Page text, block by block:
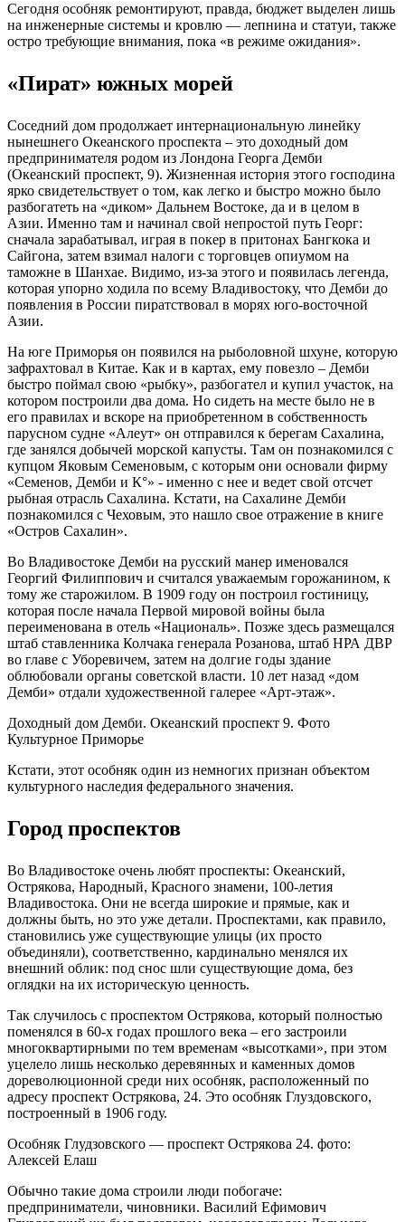
Сегодня особняк ремонтируют, правда, бюджет выделен лишь
на инженерные системы и кровлю — лепнина и статуи, также
остро требующие внимания, пока «в режиме ожидания».
«Пират» южных морей
Соседний дом продолжает интернациональную линейку
нынешнего Океанского проспекта – это доходный дом
предпринимателя родом из Лондона Георга Демби
(Океанский проспект, 9). Жизненная история этого господина
ярко свидетельствует о том, как легко и быстро можно было
разбогатеть на «диком» Дальнем Востоке, да и в целом в
Азии. Именно там и начинал свой непростой путь Георг:
сначала зарабатывал, играя в покер в притонах Бангкока и
Сайгона, затем взимал налоги с торговцев опиумом на
таможне в Шанхае. Видимо, из-за этого и появилась легенда,
которая упорно ходила по всему Владивостоку, что Демби до
появления в России пиратствовал в морях юго-восточной
Азии.
На юге Приморья он появился на рыболовной шхуне, которую
зафрахтовал в Китае. Как и в картах, ему повезло – Демби
быстро поймал свою «рыбку», разбогател и купил участок, на
котором построили два дома. Но сидеть на месте было не в
его правилах и вскоре на приобретенном в собственность
парусном судне «Алеут» он отправился к берегам Сахалина,
где занялся добычей морской капусты. Там он познакомился с
купцом Яковым Семеновым, с которым они основали фирму
«Семенов, Демби и К°» - именно с нее и ведет свой отсчет
рыбная отрасль Сахалина. Кстати, на Сахалине Демби
познакомился с Чеховым, это нашло свое отражение в книге
«Остров Сахалин».
Во Владивостоке Демби на русский манер именовался
Георгий Филиппович и считался уважаемым горожанином, к
тому же старожилом. В 1909 году он построил гостиницу,
которая после начала Первой мировой войны была
переименована в отель «Националь». Позже здесь размещался
штаб ставленника Колчака генерала Розанова, штаб НРА ДВР
во главе с Уборевичем, затем на долгие годы здание
облюбовали органы советской власти. 10 лет назад «дом
Демби» отдали художественной галерее «Арт-этаж».
Доходный дом Демби. Океанский проспект 9. Фото
Культурное Приморье
Кстати, этот особняк один из немногих признан объектом
культурного наследия федерального значения.
Город проспектов
Во Владивостоке очень любят проспекты: Океанский,
Острякова, Народный, Красного знамени, 100-летия
Владивостока. Они не всегда широкие и прямые, как и
должны быть, но это уже детали. Проспектами, как правило,
становились уже существующие улицы (их просто
объединяли), соответственно, кардинально менялся их
внешний облик: под снос шли существующие дома, без
оглядки на их историческую ценность.
Так случилось с проспектом Острякова, который полностью
поменялся в 60-х годах прошлого века – его застроили
многоквартирными по тем временам «высотками», при этом
уцелело лишь несколько деревянных и каменных домов
дореволюционной среди них особняк, расположенный по
адресу проспект Острякова, 24. Это особняк Глуздовского,
построенный в 1906 году.
Особняк Глудзовского — проспект Острякова 24. фото:
Алексей Елаш
Обычно такие дома строили люди побогаче:
предприниматели, чиновники. Василий Ефимович